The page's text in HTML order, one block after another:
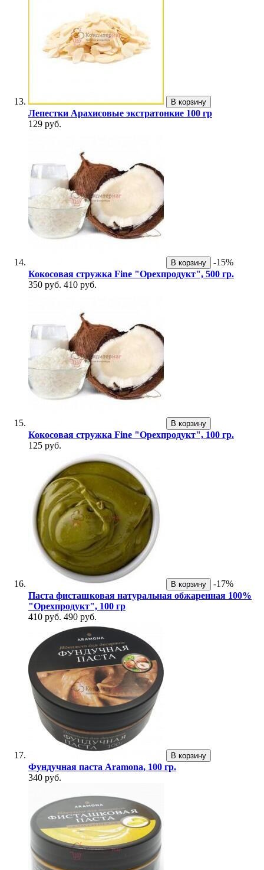
В корзину
Лепестки Арахисовые экстратонкие 100 гр
129 руб.
В корзину
-15%
Кокосовая стружка Fine "Орехпродукт", 500 гр.
350 руб. 410 руб.
В корзину
Кокосовая стружка Fine "Орехпродукт", 100 гр.
125 руб.
В корзину
-17%
Паста фисташковая натуральная обжаренная 100%
"Орехпродукт", 100 гр
410 руб. 490 руб.
В корзину
Фундучная паста Aramona, 100 гр.
340 руб.